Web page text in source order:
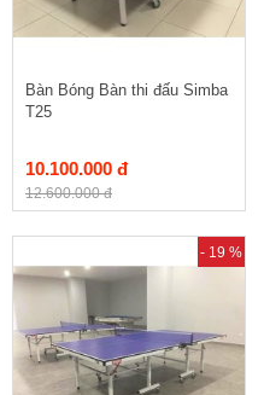
Bàn Bóng Bàn thi đấu Simba
T25
10.100.000 đ
12.600.000 đ
- 19 %